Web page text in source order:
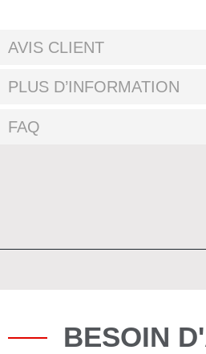
AVIS CLIENT
PLUS D’INFORMATION
FAQ
BESOIN